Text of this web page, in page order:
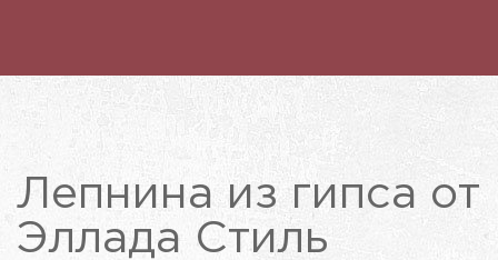
Лепнина из гипса от
Эллада Стиль